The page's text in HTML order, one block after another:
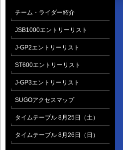
チーム・ライダー紹介
JSB1000エントリーリスト
J-GP2エントリーリスト
ST600エントリーリスト
J-GP3エントリーリスト
SUGOアクセスマップ
タイムテーブル 8月25日（土）
タイムテーブル 8月26日（日）